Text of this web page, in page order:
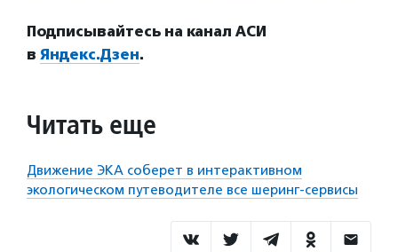
Подписывайтесь на канал АСИ
в Яндекс.Дзен.
Читать еще
Движение ЭКА соберет в интерактивном
экологическом путеводителе все шеринг-сервисы